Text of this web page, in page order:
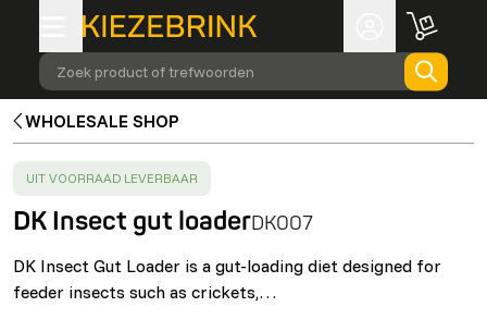
Zoek product of trefwoorden
WHOLESALE SHOP
SUCCESS:
UIT VOORRAAD LEVERBAAR
DK Insect gut loaderDK007
DK Insect Gut Loader is a gut-loading diet designed for
feeder insects such as crickets,…